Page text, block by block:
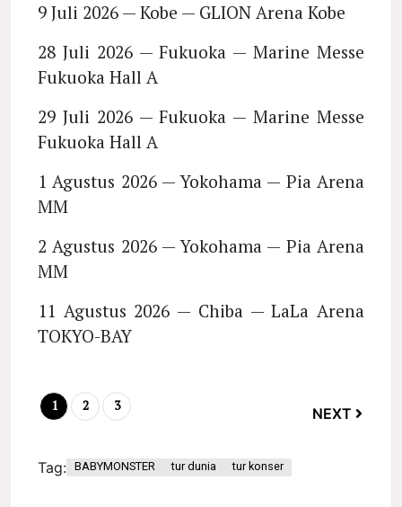
9 Juli 2026 — Kobe — GLION Arena Kobe
28 Juli 2026 — Fukuoka — Marine Messe
Fukuoka Hall A
29 Juli 2026 — Fukuoka — Marine Messe
Fukuoka Hall A
1 Agustus 2026 — Yokohama — Pia Arena
MM
2 Agustus 2026 — Yokohama — Pia Arena
MM
11 Agustus 2026 — Chiba — LaLa Arena
TOKYO-BAY
1 2 3 NEXT
Tag: BABYMONSTER tur dunia tur konser